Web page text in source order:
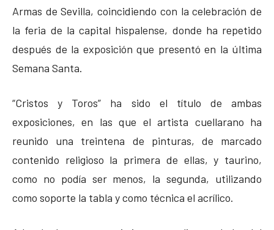
Armas de Sevilla, coincidiendo con la celebración de
la feria de la capital hispalense, donde ha repetido
después de la exposición que presentó en la última
Semana Santa.
“Cristos y Toros” ha sido el título de ambas
exposiciones, en las que el artista cuellarano ha
reunido una treintena de pinturas, de marcado
contenido religioso la primera de ellas, y taurino,
como no podía ser menos, la segunda, utilizando
como soporte la tabla y como técnica el acrílico.